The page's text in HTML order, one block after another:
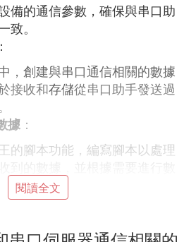
備的通信參數，確保與串口助
致。
：
，創建與串口通信相關的數據
接收和存儲從串口助手發送過
據 ：
的腳本功能，編寫腳本以處理
儲到資料庫中。
：
閱讀全文